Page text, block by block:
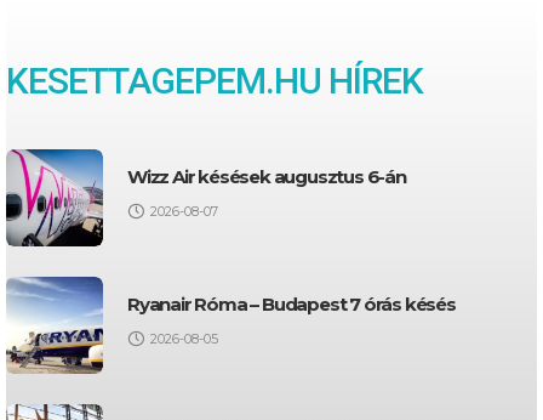
KESETTAGEPEM.HU HÍREK
Wizz Air késések augusztus 6-án
2026-08-07
Ryanair Róma – Budapest 7 órás késés
2026-08-05